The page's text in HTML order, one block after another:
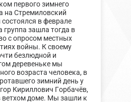
первого зимнего
на Стремиловский
в феврале
группа зашла тогда в
с опросом местных
войны. К своему
безлюдной и
деревеньке мы
возраста человека, в
зимний день у
Кириллович Горбачёв,
доме. Мы зашли к